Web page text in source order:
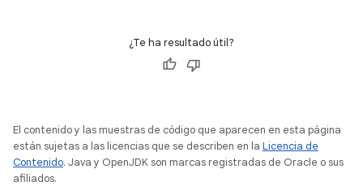
¿Te ha resultado útil?
El contenido y las muestras de código que aparecen en esta página
están sujetas a las licencias que se describen en la Licencia de
Contenido. Java y OpenJDK son marcas registradas de Oracle o sus
afiliados.